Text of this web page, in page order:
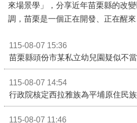
來場景學」，分享近年苗栗縣的改
115-08-07 15:36
苗栗縣頭份市某私立幼兒園疑似不
115-08-07 14:54
115-08-07 11:46